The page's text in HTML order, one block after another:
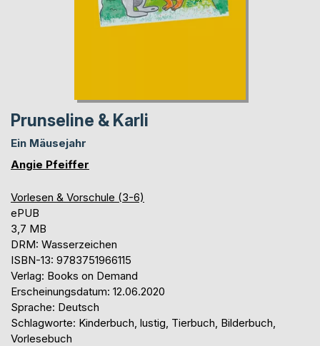
Prunseline & Karli
Ein Mäusejahr
Angie Pfeiffer
Vorlesen & Vorschule (3-6)
ePUB
3,7 MB
DRM: Wasserzeichen
ISBN-13: 9783751966115
Verlag: Books on Demand
Erscheinungsdatum: 12.06.2020
Sprache: Deutsch
Schlagworte: Kinderbuch, lustig, Tierbuch, Bilderbuch,
Vorlesebuch